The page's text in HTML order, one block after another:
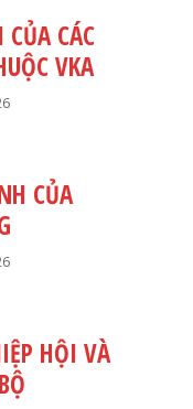
CÁC
VKA
CỦA
HỘI VÀ